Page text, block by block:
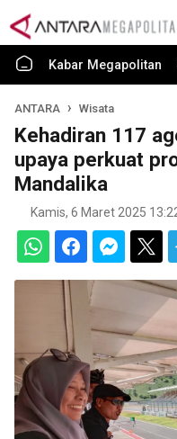
Kabar Megapolitan
ANTARA Wisata
Kehadiran 117
upaya perkuat
Mandalika
Kamis, 6 Maret 2025